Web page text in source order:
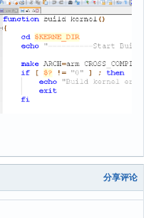
分享评论